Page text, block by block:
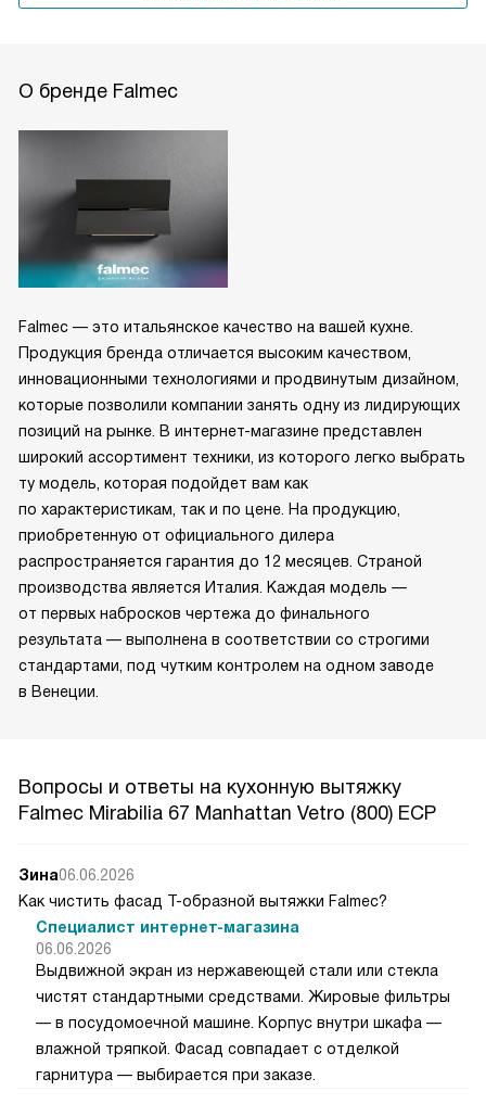
О бренде Falmec
Falmec — это итальянское качество на вашей кухне.
Продукция бренда отличается высоким качеством,
инновационными технологиями и продвинутым дизайном,
которые позволили компании занять одну из лидирующих
позиций на рынке. В интернет-магазине представлен
широкий ассортимент техники, из которого легко выбрать
ту модель, которая подойдет вам как
по характеристикам, так и по цене. На продукцию,
приобретенную от официального дилера
распространяется гарантия до 12 месяцев. Страной
производства является Италия. Каждая модель —
от первых набросков чертежа до финального
результата — выполнена в соответствии со строгими
стандартами, под чутким контролем на одном заводе
в Венеции.
Вопросы и ответы на кухонную вытяжку
Falmec Mirabilia 67 Manhattan Vetro (800) ECP
Зина06.06.2026
Как чистить фасад Т-образной вытяжки Falmec?
Специалист интернет-магазина
06.06.2026
Выдвижной экран из нержавеющей стали или стекла
чистят стандартными средствами. Жировые фильтры
— в посудомоечной машине. Корпус внутри шкафа —
влажной тряпкой. Фасад совпадает с отделкой
гарнитура — выбирается при заказе.